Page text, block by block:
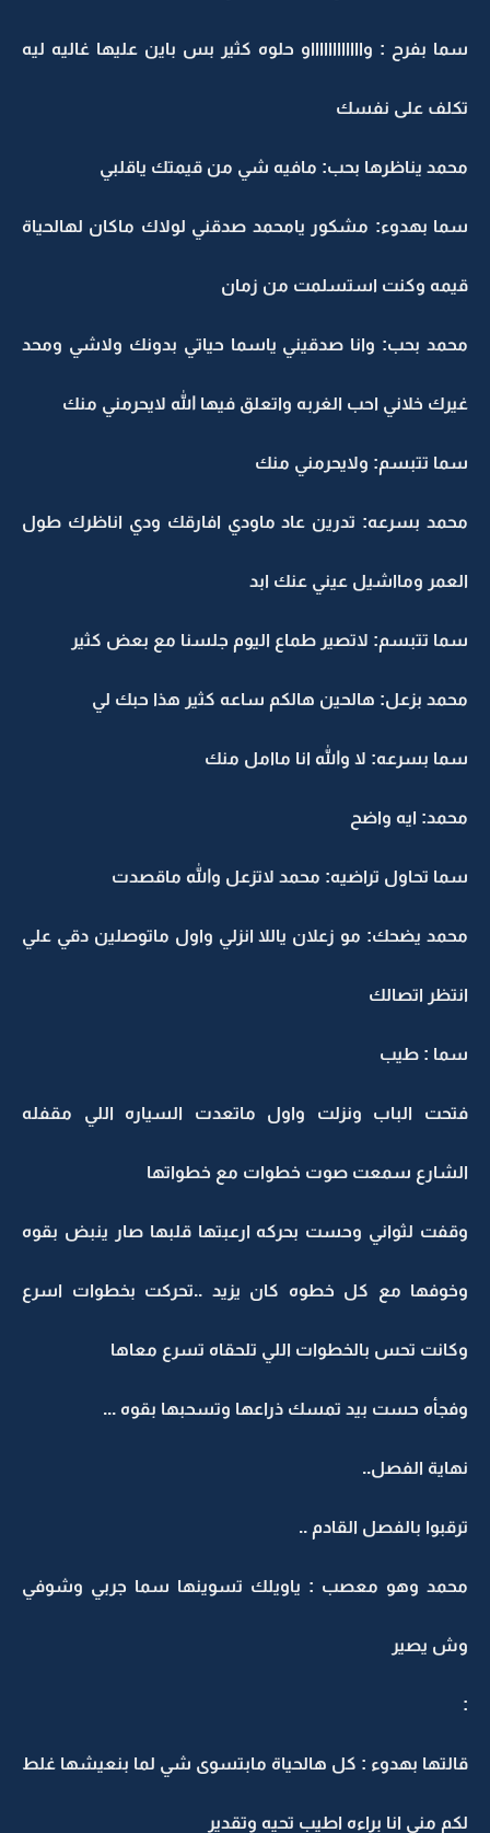
سما بفرح : وااااااااااااو حلوه كثير بس باين عليها غاليه ليه
تكلف على نفسك
محمد يناظرها بحب: مافيه شي من قيمتك ياقلبي
سما بهدوء: مشكور يامحمد صدقني لولاك ماكان لهالحياة
قيمه وكنت استسلمت من زمان
محمد بحب: وانا صدقيني ياسما حياتي بدونك ولاشي ومحد
غيرك خلاني احب الغربه واتعلق فيها الله لايحرمني منك
سما تتبسم: ولايحرمني منك
محمد بسرعه: تدرين عاد ماودي افارقك ودي اناظرك طول
العمر ومااشيل عيني عنك ابد
سما تتبسم: لاتصير طماع اليوم جلسنا مع بعض كثير
محمد بزعل: هالحين هالكم ساعه كثير هذا حبك لي
سما بسرعه: لا والله انا ماامل منك
محمد: ايه واضح
سما تحاول تراضيه: محمد لاتزعل والله ماقصدت
محمد يضحك: مو زعلان ياللا انزلي واول ماتوصلين دقي علي
انتظر اتصالك
سما : طيب
فتحت الباب ونزلت واول ماتعدت السياره اللي مقفله
الشارع سمعت صوت خطوات مع خطواتها
وقفت لثواني وحست بحركه ارعبتها قلبها صار ينبض بقوه
وخوفها مع كل خطوه كان يزيد ..تحركت بخطوات اسرع
وكانت تحس بالخطوات اللي تلحقاه تسرع معاها
وفجأه حست بيد تمسك ذراعها وتسحبها بقوه ...
نهاية الفصل..
ترقبوا بالفصل القادم ..
محمد وهو معصب : ياويلك تسوينها سما جربي وشوفي
وش يصير
:
قالتها بهدوء : كل هالحياة مابتسوى شي لما بنعيشها غلط
لكم مني انا براءه اطيب تحيه وتقدير